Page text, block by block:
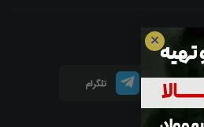
لینکدین تلگرام
✕